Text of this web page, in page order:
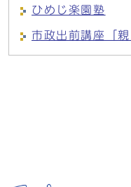
ひめじ楽園塾
市政出前講座「